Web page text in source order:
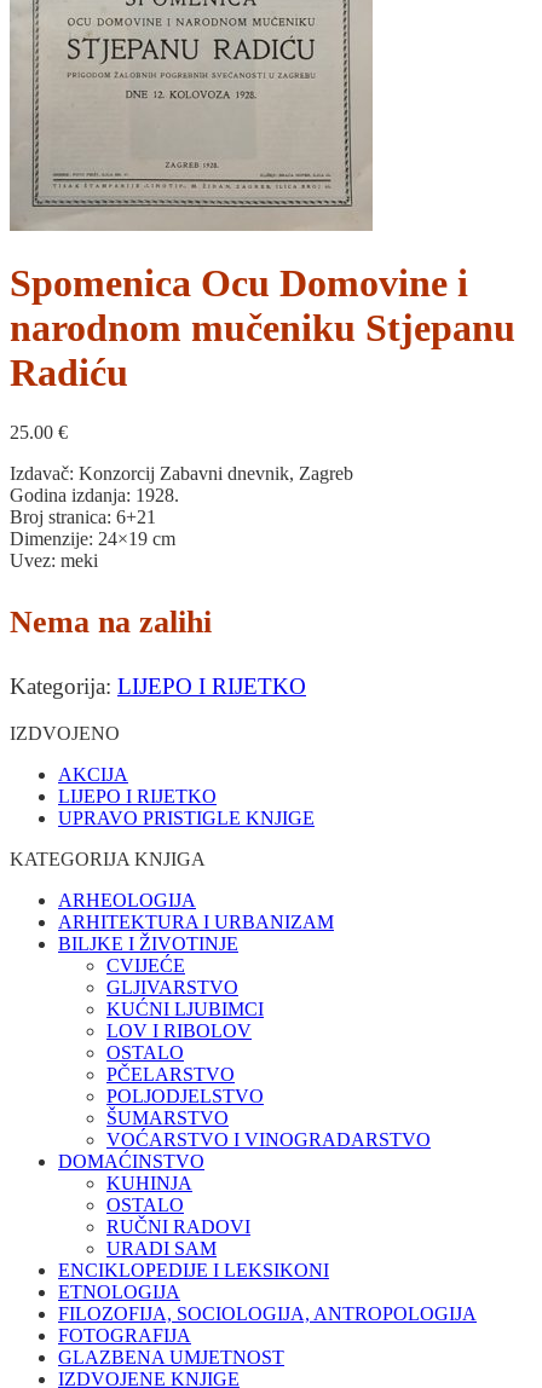
Povratak u trgovinu
Spomenica Ocu Domovine i
narodnom mučeniku Stjepanu
Radiću
25.00 €
Izdavač: Konzorcij Zabavni dnevnik, Zagreb
Godina izdanja: 1928.
Broj stranica: 6+21
Dimenzije: 24×19 cm
Uvez: meki
Nema na zalihi
Kategorija: LIJEPO I RIJETKO
IZDVOJENO
AKCIJA
LIJEPO I RIJETKO
UPRAVO PRISTIGLE KNJIGE
KATEGORIJA KNJIGA
ARHEOLOGIJA
ARHITEKTURA I URBANIZAM
BILJKE I ŽIVOTINJE
CVIJEĆE
GLJIVARSTVO
KUĆNI LJUBIMCI
LOV I RIBOLOV
OSTALO
PČELARSTVO
POLJODJELSTVO
ŠUMARSTVO
VOĆARSTVO I VINOGRADARSTVO
DOMAĆINSTVO
KUHINJA
OSTALO
RUČNI RADOVI
URADI SAM
ENCIKLOPEDIJE I LEKSIKONI
ETNOLOGIJA
FILOZOFIJA, SOCIOLOGIJA, ANTROPOLOGIJA
FOTOGRAFIJA
GLAZBENA UMJETNOST
IZDVOJENE KNJIGE